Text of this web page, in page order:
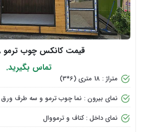
قیمت کانکس چوب ترمو 18 متری
تماس بگیرید.
متراژ : 18 متری (6*3)
نمای بیرون : نما چوب ترمو و سه طرف ورق
نمای داخل : کناف و ترمووال